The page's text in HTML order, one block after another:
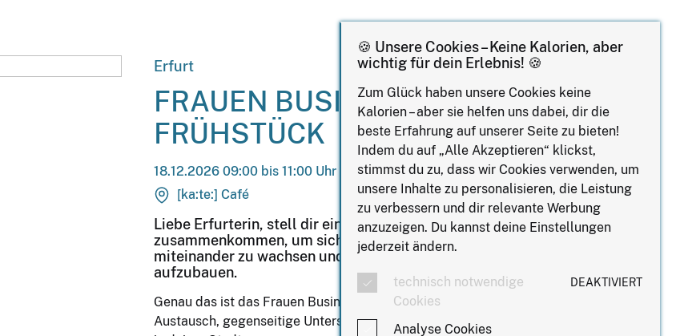
Erfurt
FRAUEN BUSINESS
FRÜHSTÜCK
18.12.2026 09:00 bis 11:00 Uhr
[ka:te:] Café
Liebe Erfurterin, stell dir einen Ort vor, an dem Frauen
zusammenkommen, um sich gegenseitig zu inspirieren,
miteinander zu wachsen und ein starkes Netzwerk
aufzubauen.
Genau das ist das Frauen Business Frühstück: ein Treffpunkt für
Austausch, gegenseitige Unterstützung und neue Verbindungen
🍪 Unsere Cookies – Keine Kalorien, aber
wichtig für dein Erlebnis! 🍪
Zum Glück haben unsere Cookies keine
Kalorien – aber sie helfen uns dabei, dir die
beste Erfahrung auf unserer Seite zu bieten!
Indem du auf „Alle Akzeptieren“ klickst,
stimmst du zu, dass wir Cookies verwenden, um
unsere Inhalte zu personalisieren, die Leistung
zu verbessern und dir relevante Werbung
anzuzeigen. Du kannst deine Einstellungen
jederzeit ändern.
technisch notwendige
Cookies
DEAKTIVIERT
Analyse Cookies